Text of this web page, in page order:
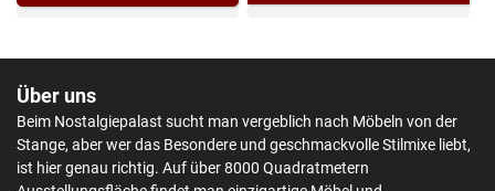
Über uns
Beim Nostalgiepalast sucht man vergeblich nach Möbeln von der
Stange, aber wer das Besondere und geschmackvolle Stilmixe liebt,
ist hier genau richtig. Auf über 8000 Quadratmetern